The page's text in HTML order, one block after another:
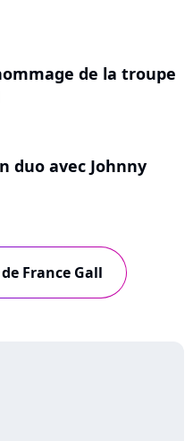
de la troupe
duo avec Johnny
France Gall